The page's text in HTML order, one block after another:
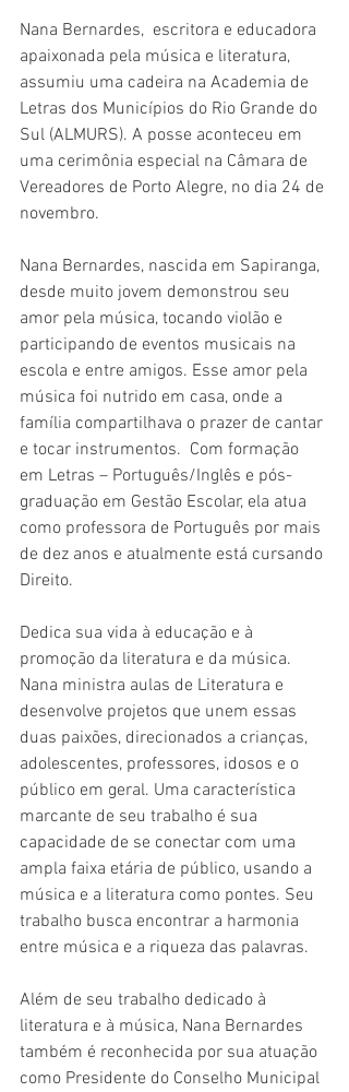
Nana Bernardes,  escritora e educadora
apaixonada pela música e literatura,
assumiu uma cadeira na Academia de
Letras dos Municípios do Rio Grande do
Sul (ALMURS). A posse aconteceu em
uma cerimônia especial na Câmara de
Vereadores de Porto Alegre, no dia 24 de
novembro.
Nana Bernardes, nascida em Sapiranga,
desde muito jovem demonstrou seu
amor pela música, tocando violão e
participando de eventos musicais na
escola e entre amigos. Esse amor pela
música foi nutrido em casa, onde a
família compartilhava o prazer de cantar
e tocar instrumentos.  Com formação
em Letras – Português/Inglês e pós-
graduação em Gestão Escolar, ela atua
como professora de Português por mais
de dez anos e atualmente está cursando
Direito.
Dedica sua vida à educação e à
promoção da literatura e da música.
Nana ministra aulas de Literatura e
desenvolve projetos que unem essas
duas paixões, direcionados a crianças,
adolescentes, professores, idosos e o
público em geral. Uma característica
marcante de seu trabalho é sua
capacidade de se conectar com uma
ampla faixa etária de público, usando a
música e a literatura como pontes. Seu
trabalho busca encontrar a harmonia
entre música e a riqueza das palavras.
Além de seu trabalho dedicado à
literatura e à música, Nana Bernardes
também é reconhecida por sua atuação
como Presidente do Conselho Municipal